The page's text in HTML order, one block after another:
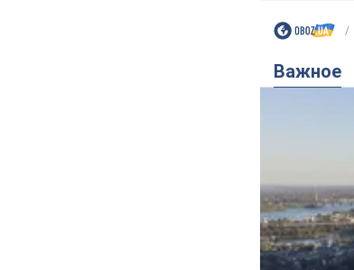
Важное